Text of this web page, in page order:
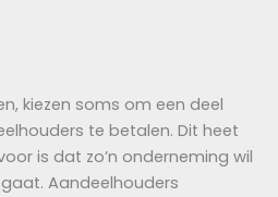
kiezen soms om een deel
te betalen. Dit heet
is dat zo’n onderneming wil
Aandeelhouders